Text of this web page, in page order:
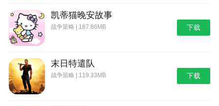
凯蒂猫晚安故事
战争策略 | 187.86MB 下载
末日特遣队
战争策略 | 119.33MB 下载